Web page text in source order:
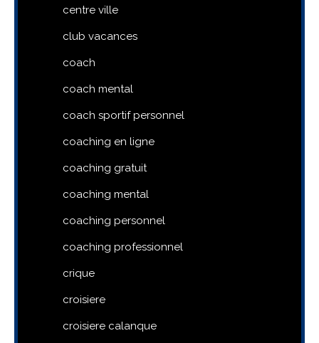
centre ville
club vacances
coach
coach mental
coach sportif personnel
coaching en ligne
coaching gratuit
coaching mental
coaching personnel
coaching professionnel
crique
croisiere
croisiere calanque